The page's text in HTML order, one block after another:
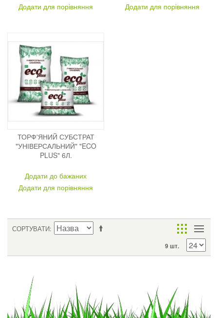
Додати для порівняння
Додати для порівняння
ТОРФ'ЯНИЙ СУБСТРАТ
"УНІВЕРСАЛЬНИЙ" "ECO
PLUS" 6Л.
Додати до бажаних
Додати для порівняння
СОРТУВАТИ
9 шт.